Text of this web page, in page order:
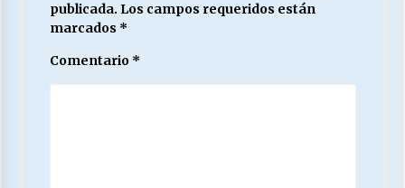
publicada. Los campos requeridos están
marcados *
Comentario *